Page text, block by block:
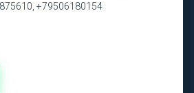
+79506180154